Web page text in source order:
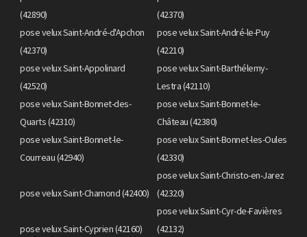
(42890)
(42370)
pose velux Saint-André-d'Apchon
(42370)
pose velux Saint-André-le-Puy
(42210)
pose velux Saint-Appolinard
(42520)
pose velux Saint-Barthélemy-
Lestra (42110)
pose velux Saint-Bonnet-des-
Quarts (42310)
pose velux Saint-Bonnet-le-
Château (42380)
pose velux Saint-Bonnet-le-
Courreau (42940)
pose velux Saint-Bonnet-les-Oules
(42330)
pose velux Saint-Chamond (42400)
pose velux Saint-Christo-en-Jarez
(42320)
pose velux Saint-Cyprien (42160)
pose velux Saint-Cyr-de-Favières
(42132)